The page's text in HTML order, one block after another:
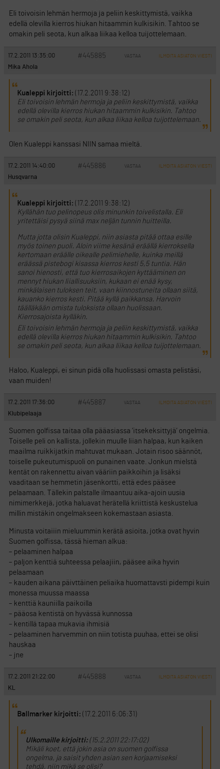
Eli toivoisin lehmän hermoja ja peliin keskittymistä, vaikka
edellä olevilla kierros hiukan hitaammin kulkisikin. Tahtoo se
omakin peli seota, kun alkaa liikaa kelloa tuijottelemaan.
17.2.2011 13:35:00 #445885 VASTAA ILMOITA ASIATON VIESTI
Mika Ahola
Kualeppi kirjoitti: (17.2.2011 9:38:12)
Eli toivoisin lehmän hermoja ja peliin keskittymistä, vaikka
edellä olevilla kierros hiukan hitaammin kulkisikin. Tahtoo
se omakin peli seota, kun alkaa liikaa kelloa tuijottelemaan.
Olen Kualeppi kanssasi NIIN samaa mieltä.
17.2.2011 14:40:00 #445886 VASTAA ILMOITA ASIATON VIESTI
Husqvarna
Kualeppi kirjoitti: (17.2.2011 9:38:12)
Kyllähän tuo pelinopeus olis minunkin toivelistalla. Eli
yritettäisi pysyä siinä max neljän tunnin huitteilla.
Mutta jotta olisin Kualeppi, niin asiasta pitää ottaa esille
myös toinen puoli. Aloin viime kesänä eräällä kierroksella
kertomaan eräälle oikealle pelimiehelle, kuinka meillä
eräässä pistebogi kisassa kierros kesti 5,5 tuntia. Hän
sanoi hienosti, että tuo kierrosaikojen kyttääminen on
mennyt hiukan liiallisuuksiin, kukaan ei enää kysy,
minkälaisen tuloksen teit, vaan kiinnostuneita ollaan siitä,
kauanko kierros kesti. Pitää kyllä paikkansa. Harvoin
täälläkään omista tuloksista ollaan huolissaan.
Kierrosajoista kylläkin.
Eli toivoisin lehmän hermoja ja peliin keskittymistä, vaikka
edellä olevilla kierros hiukan hitaammin kulkisikin. Tahtoo
se omakin peli seota, kun alkaa liikaa kelloa tuijottelemaan.
Haloo, Kualeppi, ei sinun pidä olla huolissasi omasta pelistäsi,
vaan muiden!
17.2.2011 17:36:00 #445887 VASTAA ILMOITA ASIATON VIESTI
Klubipelaaja
Suomen golfissa taitaa olla pääasiassa ’itsekeksittyjä’ ongelmia.
Toiselle peli on kallista, jollekin muulle liian halpaa, kun kaiken
maailma ruikkijatkin mahtuvat mukaan. Jotain risoo säännöt,
toiselle pukeutumispuoli on punainen vaate. Jonkun mielstä
kentät on rakennettu aivan vääriin paikkoihin ja lisäksi
vaaditaan se hemmetin jäsenkortti, että edes pääsee
pelaamaan. Tällekin palstalle ilmaantuu aika-ajoin uusia
nimimerkkejä, jotka haluavat herätellä kriittistä keskustelua
millin mistäkin ongelmakseen kokemastaan asiasta.
Minusta voitaiiin mieluummin kerätä asioita, jotka ovat hyvin
Suomen golfissa, tässä hieman alkua:
– pelaaminen halpaa
– paljon kenttiä suhteessa pelaajiin, pääsee aika hyvin
pelaamaan
– kauden aikana päivttäinen peliaika huomattavsti pidempi kuin
monessa muussa maassa
– kenttiä kauniilla paikoilla
– pääosa kentistä on hyvässä kunnossa
– kentillä tapaa mukavia ihmisiä
– pelaaminen harvemmin on niin totista puuhaa, ettei se olisi
hauskaa
– jne
17.2.2011 21:22:00 #445888 VASTAA ILMOITA ASIATON VIESTI
KL
Ballmarker kirjoitti: (17.2.2011 6:06:31)
Ulkomaille kirjoitti:(15.2.2011 22:17:02)
Mikäli koet, että jokin asia on suomen golfissa
ongelma, ja saisit yhden asian sen korjaamiseksi
tehdä, niin mikä se olisi?